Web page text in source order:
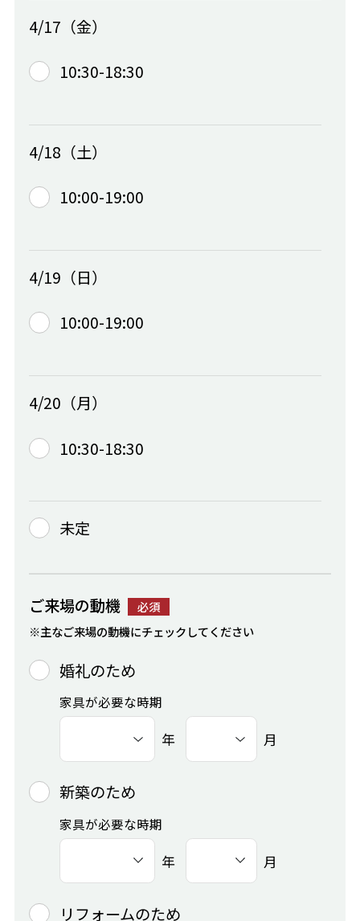
4/17（金）
10:30-18:30
4/18（土）
10:00-19:00
4/19（日）
10:00-19:00
4/20（月）
10:30-18:30
未定
ご来場の動機
必須
※主なご来場の動機にチェックしてください
婚礼のため
家具が必要な時期
年 月
新築のため
家具が必要な時期
年 月
リフォームのため